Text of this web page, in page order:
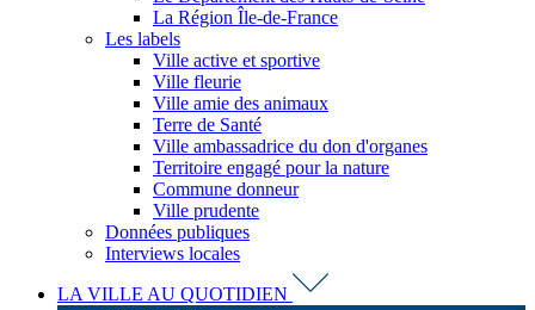
La Région Île-de-France
Les labels
Ville active et sportive
Ville fleurie
Ville amie des animaux
Terre de Santé
Ville ambassadrice du don d'organes
Territoire engagé pour la nature
Commune donneur
Ville prudente
Données publiques
Interviews locales
LA VILLE AU QUOTIDIEN